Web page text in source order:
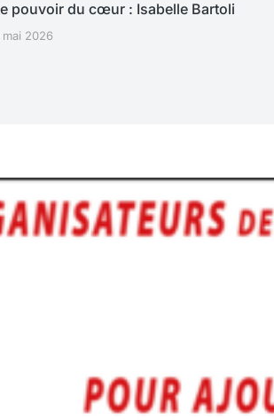
pouvoir du cœur : Isabelle Bartoli
mai 2026